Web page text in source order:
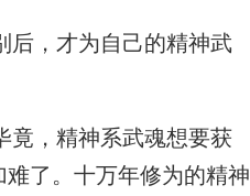
，才为自己的精神武
，精神系武魂想要获
了。十万年修为的精神